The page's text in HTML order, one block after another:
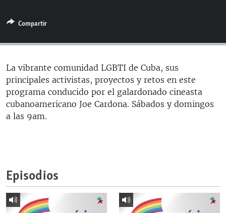
ESPECIALES
ESPECIALES
LA REALIDAD DE LA VIVIENDA EN CUBA
SER VIEJO EN CUBA
KENTU-CUBANO
LOS SANTOS DE HIALEAH
MULTIMEDIA
EDITORIALES
SÍGUENOS
Compartir
La vibrante comunidad LGBTI de Cuba, sus
principales activistas, proyectos y retos en este
programa conducido por el galardonado cineasta
cubanoamericano Joe Cardona. Sábados y domingos
a las 9am.
Episodios